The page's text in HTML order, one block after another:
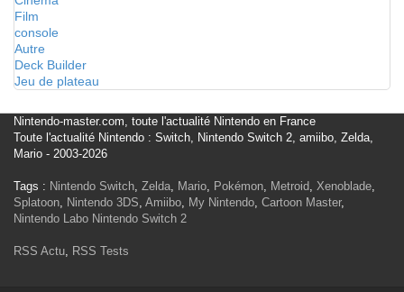
Film
console
Autre
Deck Builder
Jeu de plateau
Nintendo-master.com, toute l'actualité Nintendo en France
Toute l'actualité Nintendo : Switch, Nintendo Switch 2, amiibo, Zelda,
Mario - 2003-2026
Tags : Nintendo Switch, Zelda, Mario, Pokémon, Metroid, Xenoblade,
Splatoon, Nintendo 3DS, Amiibo, My Nintendo, Cartoon Master,
Nintendo Labo Nintendo Switch 2
RSS Actu, RSS Tests